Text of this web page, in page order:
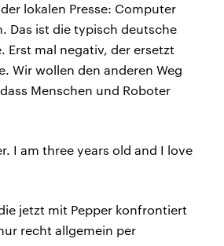
lokalen Presse: Computer
Das ist die typisch deutsche
Erst mal negativ, der ersetzt
Wir wollen den anderen Weg
Menschen und Roboter
I am three years old and I love
jetzt mit Pepper konfrontiert
recht allgemein per